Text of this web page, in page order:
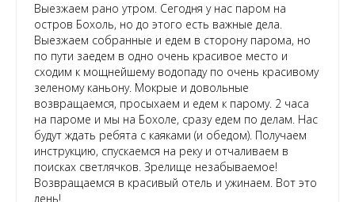
Выезжаем рано утром. Сегодня у нас паром на
остров Бохоль, но до этого есть важные дела.
Выезжаем собранные и едем в сторону парома, но
по пути заедем в одно очень красивое место и
сходим к мощнейшему водопаду по очень красивому
зеленому каньону. Мокрые и довольные
возвращаемся, просыхаем и едем к парому. 2 часа
на пароме и мы на Бохоле, сразу едем по делам. Нас
будут ждать ребята с каяками (и обедом). Получаем
инструкцию, спускаемся на реку и отчаливаем в
поисках светлячков. Зрелище незабываемое!
Возвращаемся в красивый отель и ужинаем. Вот это
день!